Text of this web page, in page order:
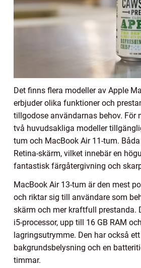
Det finns flera modeller av Apple
erbjuder olika funktioner och
tillgodose användarnas behov. För
två huvudsakliga modeller
tum och MacBook Air 11-tum.
Retina-skärm, vilket innebär en
fantastisk färgåtergivning och
MacBook Air 13-tum är den mest
och riktar sig till användare som
skärm och mer kraftfull prestanda.
i5-processor, upp till 16 GB RAM
lagringsutrymme. Den har också
bakgrundsbelysning och en
timmar.